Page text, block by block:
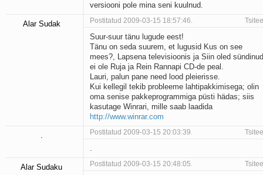
versiooni pole mina seni kuulnud.
Alar Sudak Postitatud 2009-03-15 18:57:46.
Suur-suur tänu lugude eest!
Tänu on seda suurem, et lugusid Kus on see
mees?, Lapsena televisioonis ja Siin oled sündinud
ei ole Ruja ja Rein Rannapi CD-de peal.
Lauri, palun pane need lood pleierisse.
Kui kellegil tekib probleeme lahtipakkimisega; olin
oma senise pakkeprogrammiga püsti hädas; siis
kasutage Winrari, mille saab laadida
http://www.winrar.com
. Postitatud 2009-03-15 20:03:39.
.
Alar Sudaku Postitatud 2009-03-15 20:48:05.